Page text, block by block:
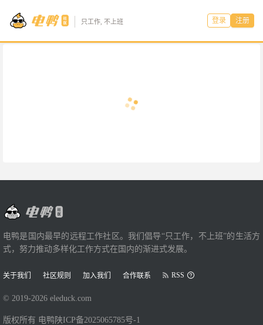
只工作, 不上班 登录 注册
电鸭是国内最早的远程工作社区。我们倡导“只工作，不上班”的生活方
式，努力推动多样化工作方式在国内的渐进式发展。
关于我们 社区规则 加入我们 合作联系 RSS
© 2019-2026 eleduck.com
版权所有 电鸭 陕ICP备2025065785号-1